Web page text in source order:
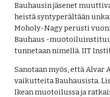
Bauhausin jäsenet
heistä syntyperältään
Moholy-Nagy perusti
Bauhaus -
tunnetaan nimellä. IIT
Sanotaan myös, että Alvar
vaikutteita Bauhausista.
Ikean muotoilussa ja